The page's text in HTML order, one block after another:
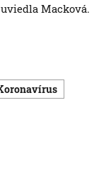
uviedla Macková.
koronavírus